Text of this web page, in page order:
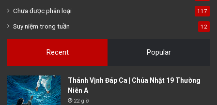
Chưa được phân loại 117
Suy niệm trong tuần 12
Recent Popular
Thánh Vịnh Đáp Ca | Chúa Nhật 19 Thường
Niên A
22 giờ